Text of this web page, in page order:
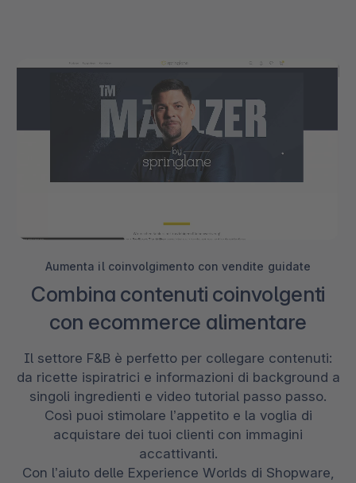
Aumenta il coinvolgimento con vendite guidate
Combina contenuti coinvolgenti
con ecommerce alimentare
Il settore F&B è perfetto per collegare contenuti:
da ricette ispiratrici e informazioni di background a
singoli ingredienti e video tutorial passo passo.
Così puoi stimolare l’appetito e la voglia di
acquistare dei tuoi clienti con immagini
accattivanti.
Con l’aiuto delle Experience Worlds di Shopware,